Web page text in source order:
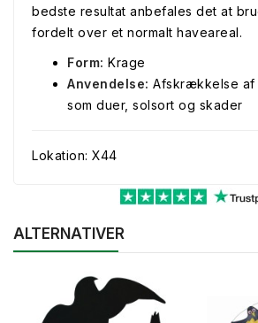
bedste resultat anbefales det at
fordelt over et normalt haveareal.
Form: Krage
Anvendelse: Afskrækkelse af
som duer, solsort og skader
Lokation: X44
ALTERNATIVER